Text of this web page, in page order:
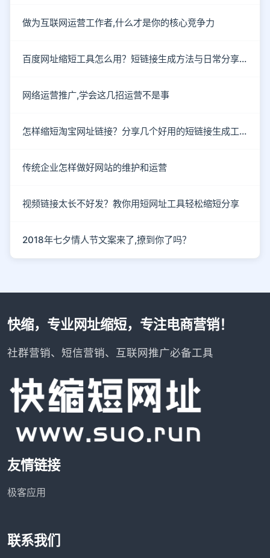
做为互联网运营工作者,什么才是你的核心竞争力
百度网址缩短工具怎么用？短链接生成方法与日常分享场景解析
网络运营推广,学会这几招运营不是事
怎样缩短淘宝网址链接？分享几个好用的短链接生成工具
传统企业怎样做好网站的维护和运营
视频链接太长不好发？教你用短网址工具轻松缩短分享
2018年七夕情人节文案来了,撩到你了吗？
快缩，专业网址缩短，专注电商营销！
社群营销、短信营销、互联网推广必备工具
友情链接
极客应用
联系我们